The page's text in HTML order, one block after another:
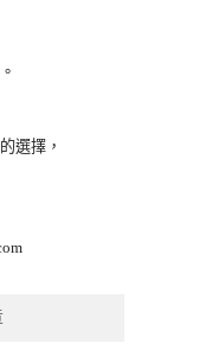
選擇，